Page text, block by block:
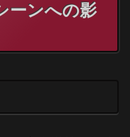
ーンへの影